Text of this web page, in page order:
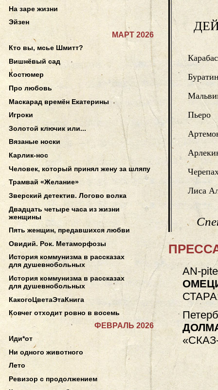
Пьеро
Лиса
AN-
На заре жизни
Эйзен
МАРТ 2026
Кто вы, мсье Шмитт?
Вишнёвый сад
Костюмер
Про любовь
Маскарад времён Екатерины
Игроки
Золотой ключик или...
Вязаные носки
Карлик-нос
Человек, который принял жену за шляпу
Трамвай «Желание»
Зверский детектив. Логово волка
Двадцать четыре часа из жизни
женщины
Пять женщин, предавшихся любви
Овидий. Рок. Метаморфозы
История коммунизма в рассказах
для душевнобольных
История коммунизма в рассказах
для душевнобольных
КакогоЦветаЭтаКнига
Ковчег отходит ровно в восемь
ФЕВРАЛЬ 2026
Иди*от
Ни одного животного
Лето
Ревизор с продолжением